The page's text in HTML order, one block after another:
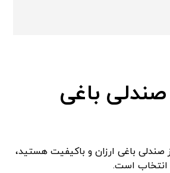
باغی
صندلی باغی ارزان و باکیفیت هستید،
انتخاب است.